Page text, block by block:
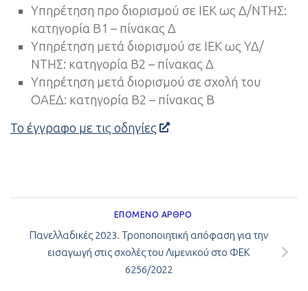
Υπηρέτηση προ διορισμού σε ΙΕΚ ως Δ/ΝΤΗΣ:
κατηγορία Β1 – πίνακας Δ
Υπηρέτηση μετά διορισμού σε ΙΕΚ ως ΥΔ/
ΝΤΗΣ: κατηγορία Β2 – πίνακας Δ
Υπηρέτηση μετά διορισμού σε σχολή του
ΟΑΕΔ: κατηγορία Β2 – πίνακας Β
Το έγγραφο με τις οδηγίες
ΕΠΌΜΕΝΟ ΆΡΘΡΟ
Πανελλαδικές 2023. Τροποποιητική απόφαση για την
εισαγωγή στις σχολές του Λιμενικού στο ΦΕΚ
6256/2022